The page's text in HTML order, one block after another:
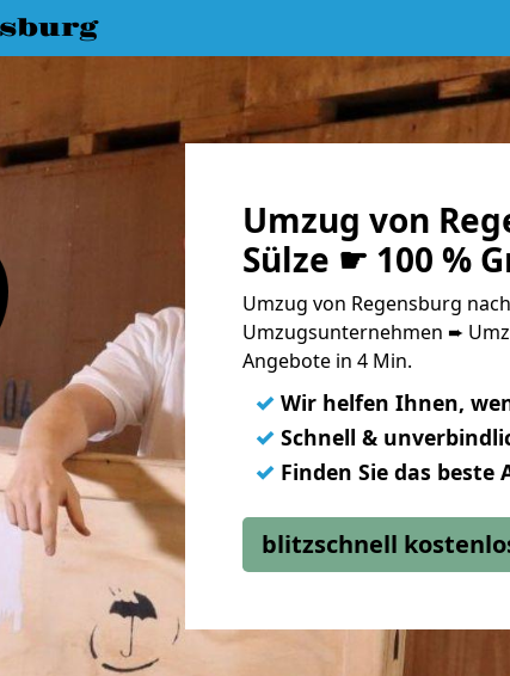
Umzug von
Sülze ☛ 100 %
Umzug von Regensburg
Umzugsunternehmen ➨
Angebote in 4 Min.
✓ Wir helfen Ihnen,
✓ Schnell &
✓ Finden Sie das
blitzschnell